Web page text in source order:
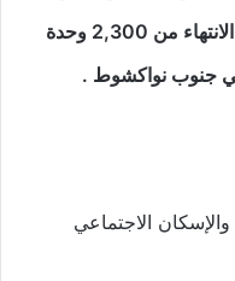
المرحلة الأولى. في نوفمبر تقريبا، تم الانتهاء من 2,300 وحدة
.